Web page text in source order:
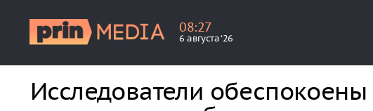
08:27
6 августа ‘26
Исследователи обеспокоены